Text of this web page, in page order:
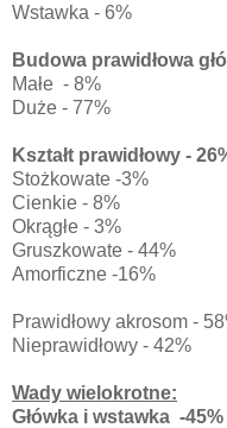
Wstawka - 6%
Budowa prawidłowa
Małe - 8%
Duże - 77%
Kształt prawidłowy -
Stożkowate -3%
Cienkie - 8%
Okrągłe - 3%
Gruszkowate - 44%
Amorficzne -16%
Prawidłowy akrosom -
Nieprawidłowy - 42%
Wady wielokrotne:
Główka i wstawka -45%